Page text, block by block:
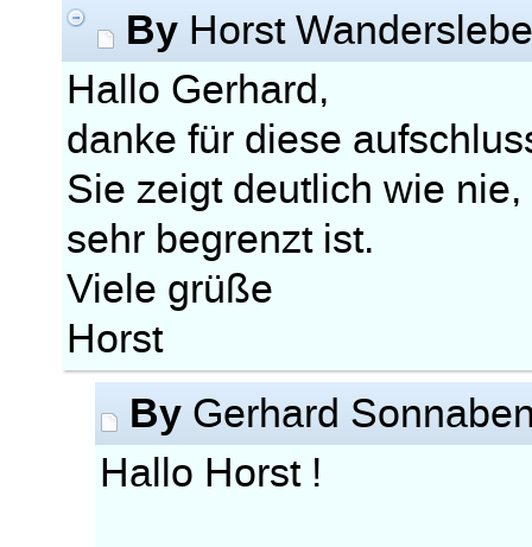
By Horst
Hallo Gerhard,
danke für diese
Sie zeigt deutlich wie
sehr begrenzt ist.
Viele grüße
Horst
By Gerhard
Hallo Horst !